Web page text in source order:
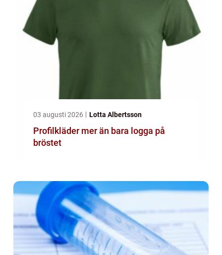
03 augusti 2026 Lotta Albertsson
Profilkläder mer än bara logga på
bröstet